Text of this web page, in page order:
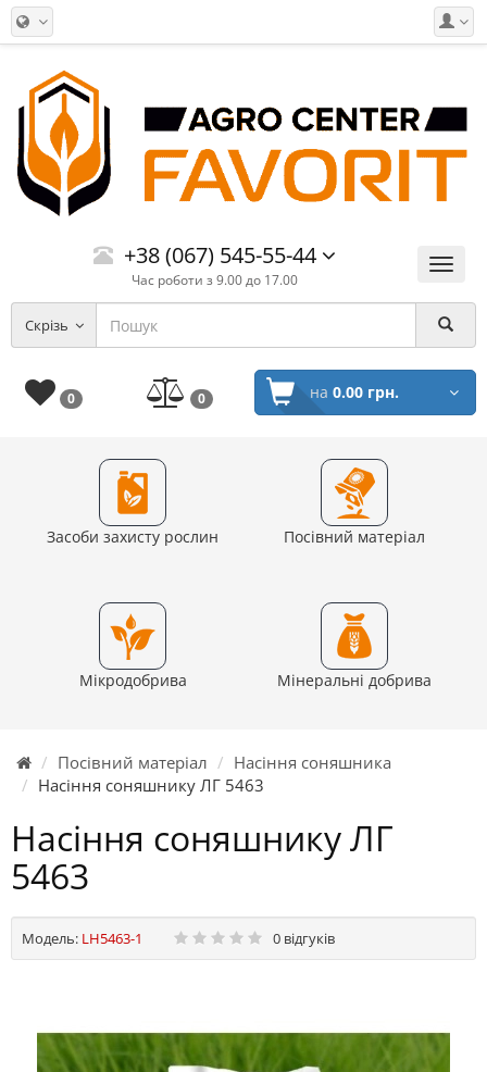
Меню
+38 (067) 545-55-44
Час роботи з 9.00 до 17.00
Скрізь
0 0 на 0.00 грн.
Засоби захисту рослин Посівний матеріал
Мікродобрива Мінеральні добрива
Посівний матеріал
Насіння соняшника
Насіння соняшнику ЛГ 5463
Насіння соняшнику ЛГ
5463
Модель: LH5463-1 0 відгуків